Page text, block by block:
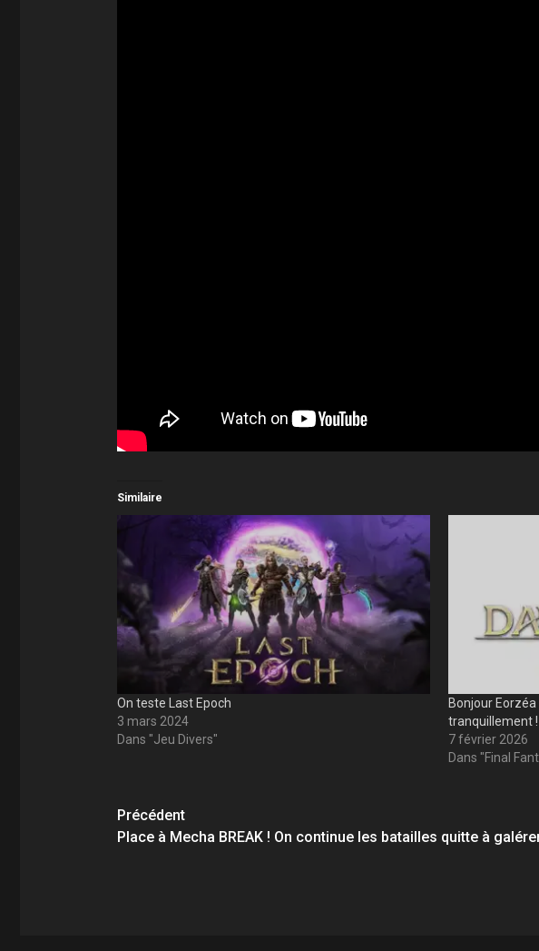
Similaire
On teste Last Epoch
3 mars 2024
Dans "Jeu Divers"
Bonjour
tranquillement !
7 février 2026
Dans "Final
Navigation
d’article
Précédent
Place à Mecha BREAK ! On continue les batailles quitte à